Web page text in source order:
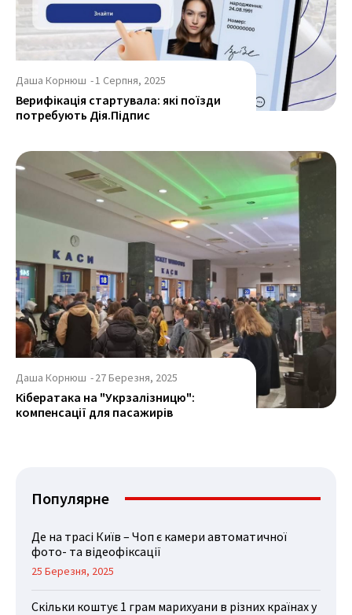
Даша Корнюш -1 Серпня, 2025
Верифікація стартувала: які поїзди
потребують Дія.Підпис
Даша Корнюш -27 Березня, 2025
Кібератака на "Укрзалізницю":
компенсації для пасажирів
Популярне
Де на трасі Київ – Чоп є камери автоматичної
фото- та відеофіксації
25 Березня, 2025
Скільки коштує 1 грам марихуани в різних країнах у